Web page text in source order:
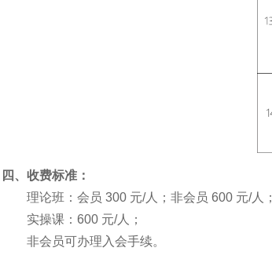
四、收费标准：
理论班：会员 300 元/人；非会员 600 元/人；
实操课：600 元/人；
非会员可办理入会手续。